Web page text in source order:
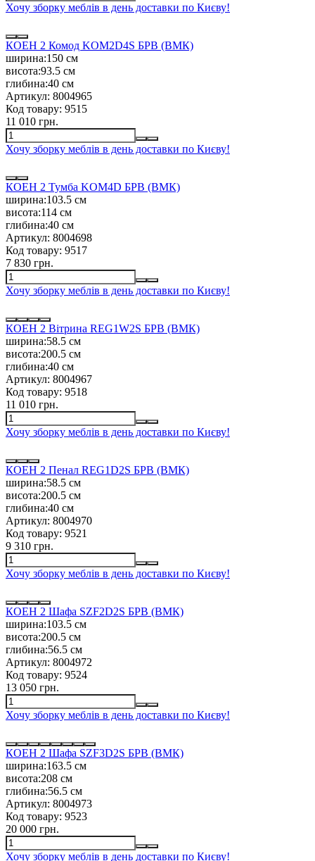
Хочу зборку меблів в день доставки по Києву!
КОЕН 2 Комод KOM2D4S БРВ (ВМК)
ширина:150 см
висота:93.5 см
глибина:40 см
Артикул: 8004965
Код товару: 9515
11 010 грн.
Хочу зборку меблів в день доставки по Києву!
КОЕН 2 Тумба KOM4D БРВ (ВМК)
ширина:103.5 см
висота:114 см
глибина:40 см
Артикул: 8004698
Код товару: 9517
7 830 грн.
Хочу зборку меблів в день доставки по Києву!
КОЕН 2 Вiтрина REG1W2S БРВ (ВМК)
ширина:58.5 см
висота:200.5 см
глибина:40 см
Артикул: 8004967
Код товару: 9518
11 010 грн.
Хочу зборку меблів в день доставки по Києву!
КОЕН 2 Пенал REG1D2S БРВ (ВМК)
ширина:58.5 см
висота:200.5 см
глибина:40 см
Артикул: 8004970
Код товару: 9521
9 310 грн.
Хочу зборку меблів в день доставки по Києву!
КОЕН 2 Шафа SZF2D2S БРВ (ВМК)
ширина:103.5 см
висота:200.5 см
глибина:56.5 см
Артикул: 8004972
Код товару: 9524
13 050 грн.
Хочу зборку меблів в день доставки по Києву!
КОЕН 2 Шафа SZF3D2S БРВ (ВМК)
ширина:163.5 см
висота:208 см
глибина:56.5 см
Артикул: 8004973
Код товару: 9523
20 000 грн.
Хочу зборку меблів в день доставки по Києву!